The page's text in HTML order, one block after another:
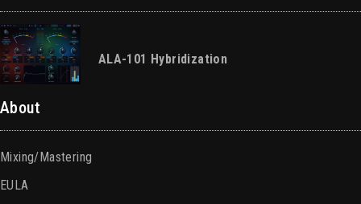
ALA-101 Hybridization
About
Mixing/Mastering
EULA